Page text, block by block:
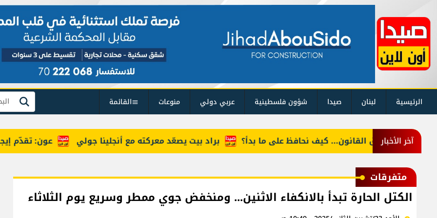
الرئيسية لبنان صيدا شؤون فلسطينية عربي دولي منوعات القائمة بحث
آخر الأخبار عون: تقدّم براد بيت يصعّد معركته مع أنجلينا جولي وتطبيق القانون... كيف نحافظ على ما بدأ؟
متفرقات
الكتل الحارة تبدأ بالانكفاء الاثنين... ومنخفض جوي ممطر وسريع يوم الثلاثاء